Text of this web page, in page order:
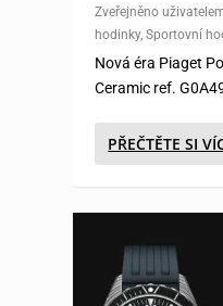
Zveřejněno
hodinky,Sportovní
Nová éra Piaget
Ceramic ref.
PŘEČTĚTE SI